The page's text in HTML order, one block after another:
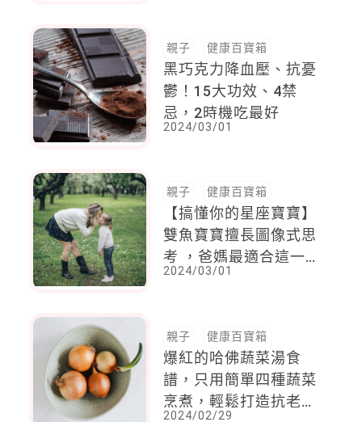
親子 健康百寶箱
黑巧克力降血壓、抗憂
鬱！15大功效、4禁
忌，2時機吃最好
2024/03/01
親子 健康百寶箱
【搞懂你的星座寶寶】
雙魚寶寶擅長圖像式思
考 ，爸媽最適合這一
招來聽懂他們的話語
2024/03/01
親子 健康百寶箱
爆紅的哈佛蔬菜湯食
譜，只用簡單四種蔬菜
烹煮，輕鬆打造抗老抗
2024/02/29